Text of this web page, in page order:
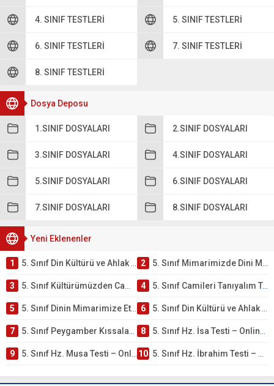
4. SINIF TESTLERI 5. SINIF TESTLERI
6. SINIF TESTLERI 7. SINIF TESTLERI
8. SINIF TESTLERI
Dosya Deposu
1.SINIF DOSYALARI 2.SINIF DOSYALARI
3.SINIF DOSYALARI 4.SINIF DOSYALARI
5.SINIF DOSYALARI 6.SINIF DOSYALARI
7.SINIF DOSYALARI 8.SINIF DOSYALARI
Yeni Eklenenler
1 5. Sınıf Din Kültürü ve Ahlak Bilgisi 4. Ünite: Mimarimizde Dini Motifler Çalışmaları 2 5. Sınıf Mimarimizde Dini Motifler Ünite Testi – Online Çöz
3 5. Sınıf Kültürümüzden Cami Örnekleri Testi – Online Çöz 4 5. Sınıf Camileri Tanıyalım Testi – Online Çöz
5 5. Sınıf Dinin Mimarimize Etkisi Testi – Online Çöz 6 5. Sınıf Din Kültürü ve Ahlak Bilgisi 4. Ünite: Peygamber Kıssaları Çalışmaları
7 5. Sınıf Peygamber Kıssaları Ünite Testi – Online Çöz 8 5. Sınıf Hz. İsa Testi – Online Çöz
9 5. Sınıf Hz. Musa Testi – Online Çöz 10 5. Sınıf Hz. İbrahim Testi – Online Çöz